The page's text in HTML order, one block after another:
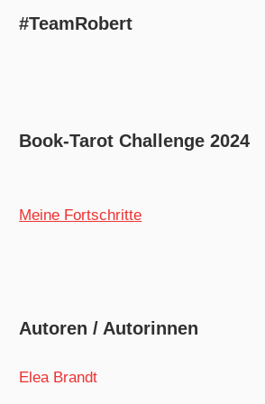
#TeamRobert
Book-Tarot Challenge 2024
Meine Fortschritte
Autoren / Autorinnen
Elea Brandt